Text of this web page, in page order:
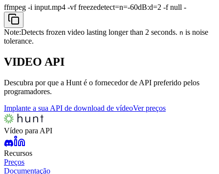
ffmpeg -i input.mp4 -vf freezedetect=n=-60dB:d=2 -f null -
Note:Detects frozen video lasting longer than 2 seconds. n is noise
tolerance.
VIDEO API
Descubra por que a Hunt é o fornecedor de API preferido pelos
programadores.
Implante a sua API de download de vídeoVer preços
Vídeo para API
Recursos
Preços
Documentação